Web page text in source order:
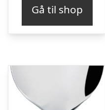
Gå til shop